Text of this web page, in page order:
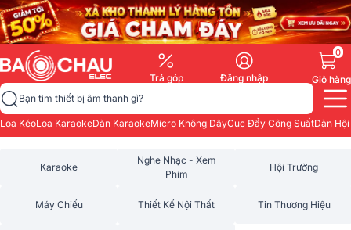
Trả góp Đăng nhập
0
Giỏ hàng
Bạn tìm thiết bị âm thanh gì?
Loa KéoLoa KaraokeDàn KaraokeMicro Không DâyCục Đẩy Công SuấtDàn
Karaoke
Nghe Nhạc - Xem
Phim
Hội Trường
Máy Chiếu Thiết Kế Nội Thất Tin Thương Hiệu